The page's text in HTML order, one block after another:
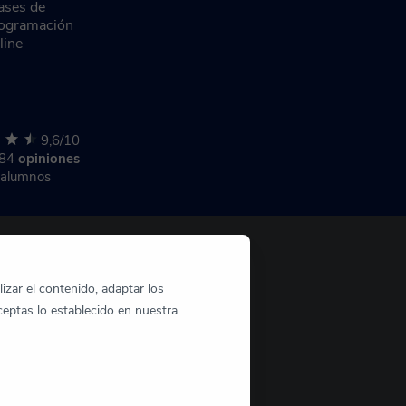
de
9,6/10
opiniones
el contenido, adaptar los
lo establecido en nuestra